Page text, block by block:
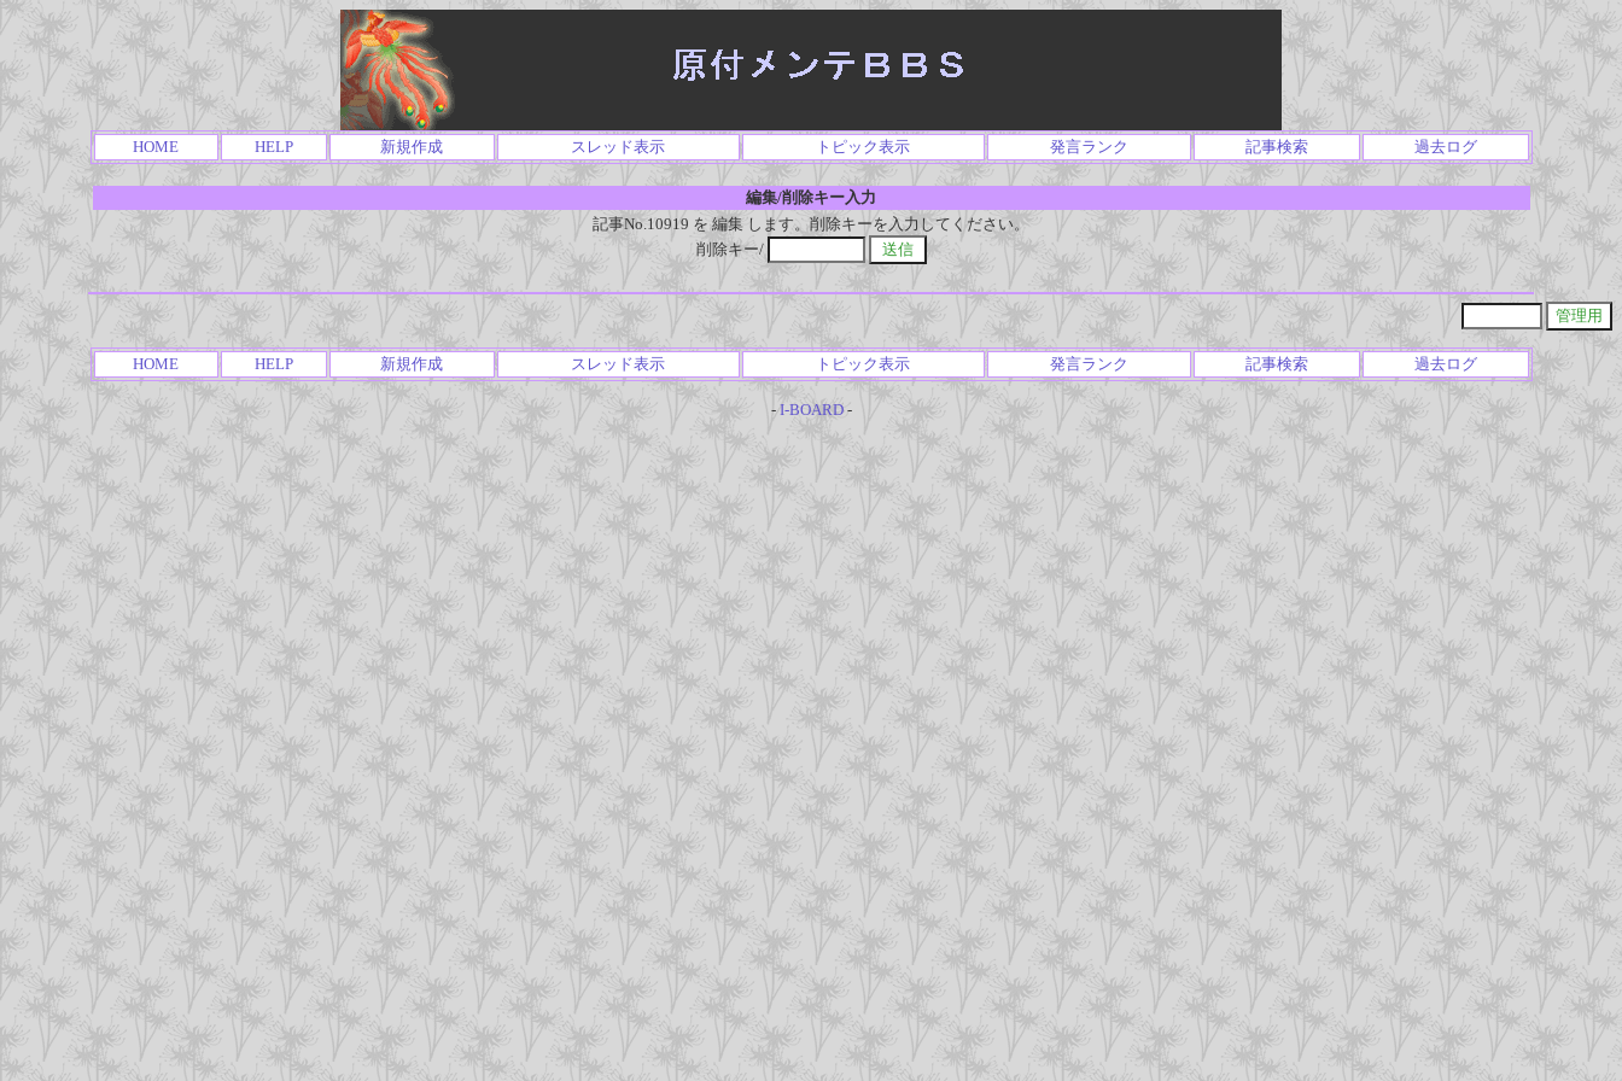
HOME HELP 新規作成 スレッド表示 トピック表示 発言ランク 記事検索 過去ログ
編集/削除キー入力
記事No.10919 を 編集 します。削除キーを入力してください。
削除キー/
HOME HELP 新規作成 スレッド表示 トピック表示 発言ランク 記事検索 過去ログ
- I-BOARD-